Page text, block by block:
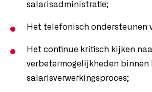
salarisadministratie;
Het telefonisch ondersteunen
Het continue kritisch kijken
verbetermogelijkheden binnen
salarisverwerkingsproces;